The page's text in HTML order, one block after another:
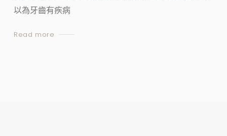
以為牙齒有疾病
Read more